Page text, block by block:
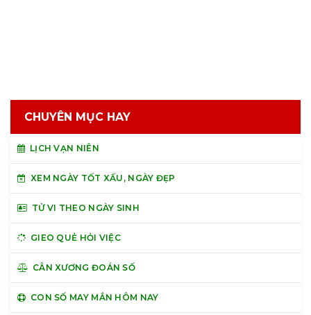
CHUYÊN MỤC HAY
LỊCH VẠN NIÊN
XEM NGÀY TỐT XẤU, NGÀY ĐẸP
TỬ VI THEO NGÀY SINH
GIEO QUẺ HỎI VIỆC
CÂN XƯƠNG ĐOÁN SỐ
CON SỐ MAY MẮN HÔM NAY